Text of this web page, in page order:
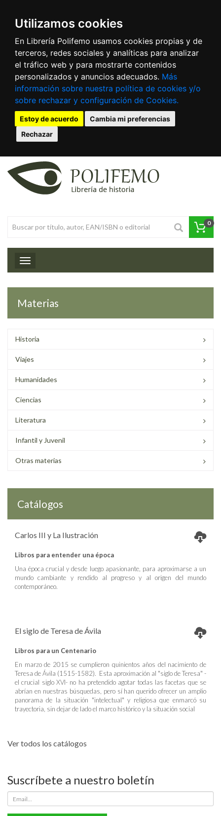
Utilizamos cookies
En Librería Polifemo usamos cookies propias y de
terceros, redes sociales y analíticas para analizar
el tráfico web y para mostrarte contenidos
personalizados y anuncios adecuados. Más
información sobre nuestra política de cookies y/o
sobre rechazar y configuración de Cookies.
Estoy de acuerdo
Cambia mi preferencias
Rechazar
0
Toggle navigation
Materias
Historia
Viajes
Humanidades
Ciencias
Literatura
Infantil y Juvenil
Otras materias
Catálogos
Carlos III y La Ilustración
Libros para entender una época
Una época crucial y desde luego apasionante, para aproximarse a un
mundo cambiante y rendido al progreso y al origen del mundo
contemporáneo.
El siglo de Teresa de Ávila
Libros para un Centenario
En marzo de 2015 se cumplieron quinientos años del nacimiento de
Teresa de Ávila (1515-1582). Esta aproximación al "siglo de Teresa" -
el crucial siglo XVI- no ha pretendido agotar todas las facetas que se
abrían en nuestras búsquedas, pero sí han querido ofrecer un amplio
panorama de la situación "intelectual" y religiosa que enmarcó su
trayectoria, sin dejar de lado el marco histórico y la situación social
Ver todos los catálogos
Suscríbete a nuestro boletín